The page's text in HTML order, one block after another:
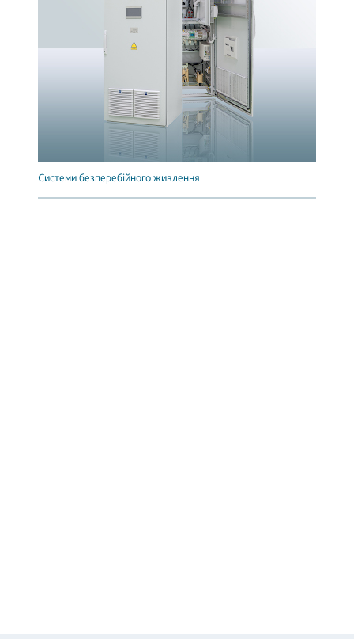
Системи безперебійного живлення